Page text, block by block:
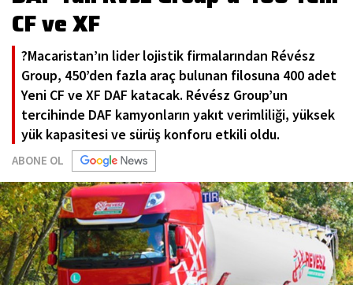
CF ve XF
?Macaristan’ın lider lojistik firmalarından Révész
Group, 450’den fazla araç bulunan filosuna 400 adet
Yeni CF ve XF DAF katacak. Révész Group’un
tercihinde DAF kamyonların yakıt verimliliği, yüksek
yük kapasitesi ve sürüş konforu etkili oldu.
ABONE OL